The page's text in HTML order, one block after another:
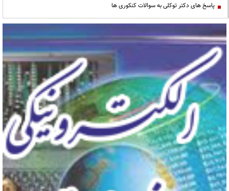
پاسخ های دکتر توکلی به سوالات کنکوری ها